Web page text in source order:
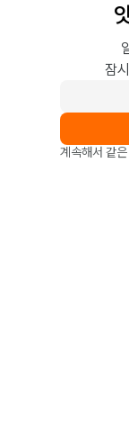
잠
계속해서 같